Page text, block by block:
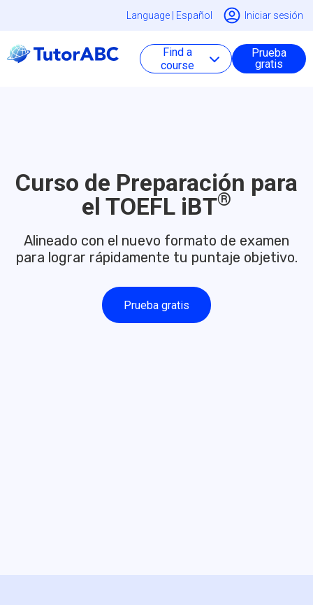
Language | Español Iniciar sesión
Find a
course
Prueba
gratis
Curso de Preparación para
el TOEFL iBT®
Alineado con el nuevo formato de examen
para lograr rápidamente tu puntaje objetivo.
Prueba gratis